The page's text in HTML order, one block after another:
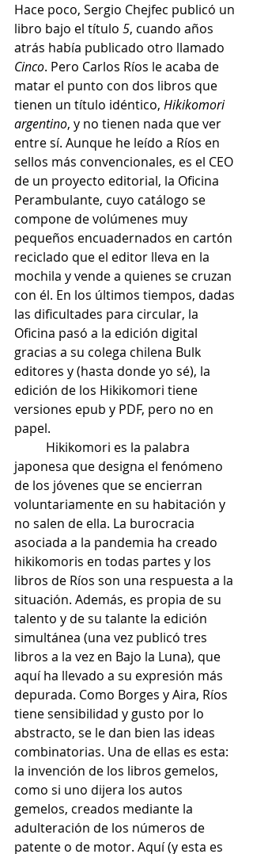
Hace poco, Sergio Chejfec publicó un
libro bajo el título 5, cuando años
atrás había publicado otro llamado
Cinco. Pero Carlos Ríos le acaba de
matar el punto con dos libros que
tienen un título idéntico, Hikikomori
argentino, y no tienen nada que ver
entre sí. Aunque he leído a Ríos en
sellos más convencionales, es el CEO
de un proyecto editorial, la Oficina
Perambulante, cuyo catálogo se
compone de volúmenes muy
pequeños encuadernados en cartón
reciclado que el editor lleva en la
mochila y vende a quienes se cruzan
con él. En los últimos tiempos, dadas
las dificultades para circular, la
Oficina pasó a la edición digital
gracias a su colega chilena Bulk
editores y (hasta donde yo sé), la
edición de los Hikikomori tiene
versiones epub y PDF, pero no en
papel.
japonesa que designa el fenómeno
de los jóvenes que se encierran
voluntariamente en su habitación y
no salen de ella. La burocracia
asociada a la pandemia ha creado
hikikomoris en todas partes y los
libros de Ríos son una respuesta a la
situación. Además, es propia de su
talento y de su talante la edición
simultánea (una vez publicó tres
libros a la vez en Bajo la Luna), que
aquí ha llevado a su expresión más
depurada. Como Borges y Aira, Ríos
tiene sensibilidad y gusto por lo
abstracto, se le dan bien las ideas
combinatorias. Una de ellas es esta:
la invención de los libros gemelos,
como si uno dijera los autos
gemelos, creados mediante la
adulteración de los números de
patente o de motor. Aquí (y esta es